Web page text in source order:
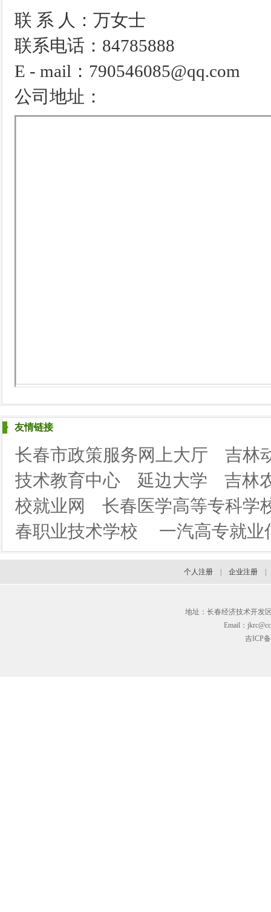
联 系 人：万女士
联系电话：84785888
E - mail：790546085@qq.com
公司地址：
友情链接
长春市政策服务网上大厅
吉林
技术教育中心
延边大学
吉林
校就业网
长春医学高等专科学
春职业技术学校
一汽高专就业
个人注册 企业注册
地址：长春经济技术开发
Email：
吉ICP